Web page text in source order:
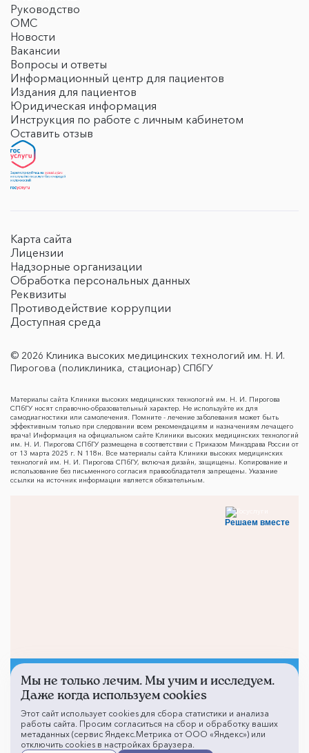
Руководство
ОМС
Новости
Вакансии
Вопросы и ответы
Информационный центр для пациентов
Издания для пациентов
Юридическая информация
Инструкция по работе с личным кабинетом
Оставить отзыв
Карта сайта
Лицензии
Надзорные организации
Обработка персональных данных
Реквизиты
Противодействие коррупции
Доступная среда
© 2026 Клиника высоких медицинских технологий им. Н. И.
Пирогова (поликлиника, стационар) СПбГУ
Материалы сайта Клиники высоких медицинских технологий им. Н. И. Пирогова
СПбГУ носят справочно-образовательный характер. Не используйте их для
самодиагностики или самолечения. Помните - лечение заболевания может быть
эффективным только при следовании всем рекомендациям и назначениям лечащего
врача! Информация на официальном сайте Клиники высоких медицинских технологий
им. Н. И. Пирогова СПбГУ размещена в соответствии с Приказом Минздрава России от
от 13 марта 2025 г. N 118н. Все материалы сайта Клиники высоких медицинских
технологий им. Н. И. Пирогова СПбГУ, включая дизайн, защищены. Копирование и
использование без письменного согласия правообладателя запрещены. Указание
ссылки на источник информации является обязательным.
Решаем вместе
Не смогли записаться к
врачу?
Написать о проблеме
Мы не только лечим. Мы учим и исследуем.
Даже когда используем cookies
Этот сайт использует cookies для сбора статистики и анализа
работы сайта. Просим согласиться на сбор и обработку ваших
метаданных (сервис Яндекс.Метрика от ООО «Яндекс») или
отключить cookies в настройках браузера.